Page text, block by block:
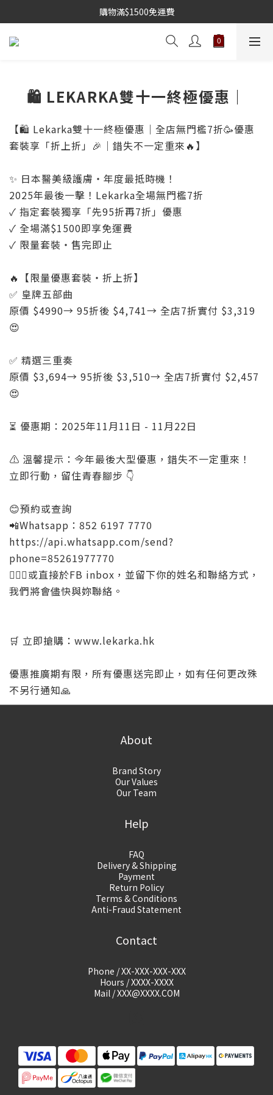
購物滿$1500免運費
🛍️ LEKARKA雙十一終極優惠｜
【🛍️ Lekarka雙十一終極優惠｜全店無門檻7折🥳優惠
套裝享「折上折」🎉｜錯失不一定重來🔥】
✨ 日本醫美級護膚・年度最抵時機！
2025年最後一擊！Lekarka全場無門檻7折
✓ 指定套裝獨享「先95折再7折」優惠
✓ 全場滿$1500即享免運費
✓ 限量套裝・售完即止
🔥【限量優惠套裝・折上折】
✅ 皇牌五部曲
原價 $4990→ 95折後 $4,741→ 全店7折實付 $3,319
😍
✅ 精選三重奏
原價 $3,694→ 95折後 $3,510→ 全店7折實付 $2,457
😍
⏳ 優惠期：2025年11月11日 - 11月22日
⚠️ 溫馨提示：今年最後大型優惠，錯失不一定重來！
立即行動，留住青春腳步 👇
😊預約或查詢
📲Whatsapp：852 6197 7770
https://api.whatsapp.com/send?
phone=85261977770
💁🏻‍♀️或直接於FB inbox，並留下你的姓名和聯絡方式，
我們將會儘快與妳聯絡。
🛒 立即搶購：www.lekarka.hk
優惠推廣期有限，所有優惠送完即止，如有任何更改殊
不另行通知🙏
About
Brand Story
Our Values
Our Team
Help
FAQ
Delivery & Shipping
Payment
Return Policy
Terms & Conditions
Anti-Fraud Statement
Contact
Phone / XX-XXX-XXX-XXX
Hours / XXXX-XXXX
Mail / XXX@XXXX.COM